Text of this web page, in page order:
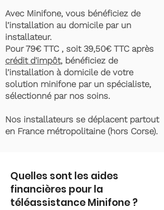
Avec Minifone, vous bénéficiez de
l’installation au domicile par un
installateur.
Pour 79€ TTC , soit 39,50€ TTC après
crédit d'impôt, bénéficiez de
l’installation à domicile de votre
solution minifone par un spécialiste,
sélectionné par nos soins.
Nos installateurs se déplacent partout
en France métropolitaine (hors Corse).
Quelles sont les aides
financières pour la
téléassistance Minifone ?